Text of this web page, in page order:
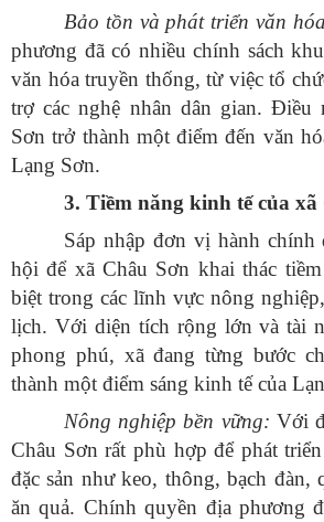
Bảo tồn và phát triển văn
phương đã có nhiều chính sách
văn hóa truyền thống, từ việc tổ
trợ các nghệ nhân dân gian. Điều
Sơn trở thành một điểm đến văn
Lạng Sơn.
3. Tiềm năng kinh tế của xã
Sáp nhập đơn vị hành chính
hội để xã Châu Sơn khai thác
biệt trong các lĩnh vực nông
lịch. Với diện tích rộng lớn và tài
phong phú, xã đang từng bước
thành một điểm sáng kinh tế của
Nông nghiệp bền vững: Với
Châu Sơn rất phù hợp để phát
đặc sản như keo, thông, bạch đàn,
ăn quả. Chính quyền địa phương